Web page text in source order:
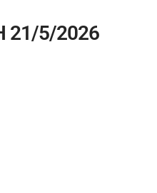
5/2026